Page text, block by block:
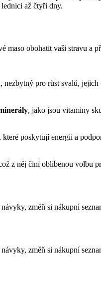
až čtyři dny.
maso obohatit vaši stravu a
, nezbytný pro růst svalů,
, jako jsou vitaminy
, které poskytují energii a
z něj činí oblíbenou volbu
změň si nákupní
změň si nákupní